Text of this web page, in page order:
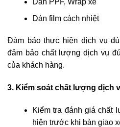
Dán film cách nhiệt
Đảm bảo thực hiện dịch vụ
đảm bảo chất lượng dịch vụ
của khách hàng.
3. Kiểm soát chất lượng dịch
Kiểm tra đánh giá chất
hiện trước khi bàn giao